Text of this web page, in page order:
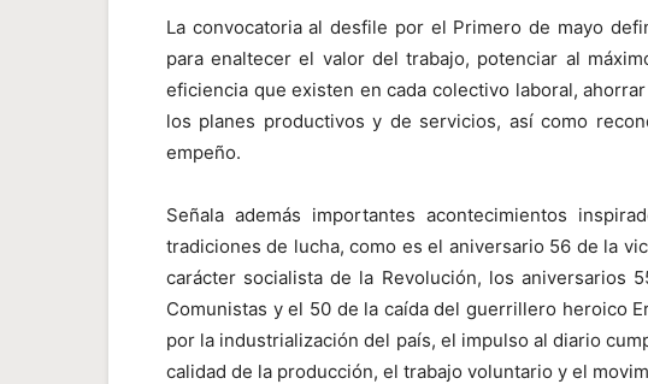
La convocatoria al desfile por el Primero de mayo
para enaltecer el valor del trabajo, potenciar al
eficiencia que existen en cada colectivo laboral,
los planes productivos y de servicios, así como
empeño.
Señala además importantes acontecimientos
tradiciones de lucha, como es el aniversario 56 de la
carácter socialista de la Revolución, los aniversarios
Comunistas y el 50 de la caída del guerrillero heroico
por la industrialización del país, el impulso al diario
calidad de la producción, el trabajo voluntario y el